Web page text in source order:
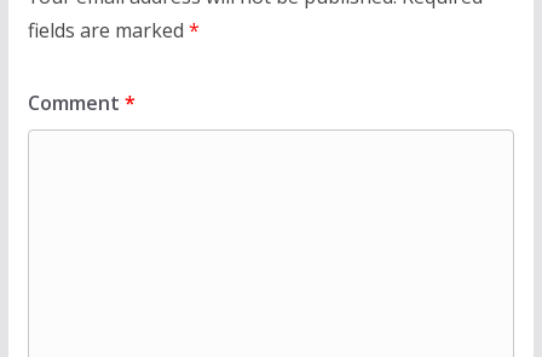
fields are marked *
Comment *